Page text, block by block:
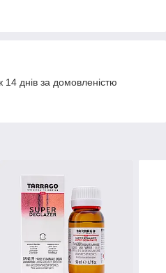
днів за домовленістю